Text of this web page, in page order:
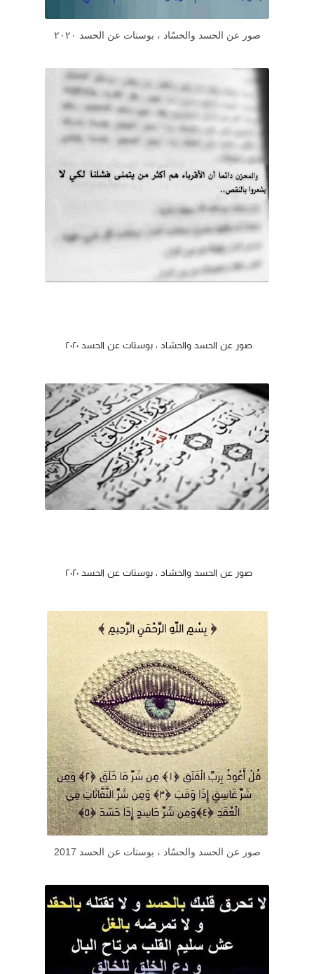
صور عن الحسد والحسّاد ، بوستات عن الحسد ٢٠٢٠
صور عن الحسد والحسّاد ، بوستات عن الحسد ٢٠٢٠
صور عن الحسد والحسّاد ، بوستات عن الحسد ٢٠٢٠
صور عن الحسد والحسّاد ، بوستات عن الحسد 2017